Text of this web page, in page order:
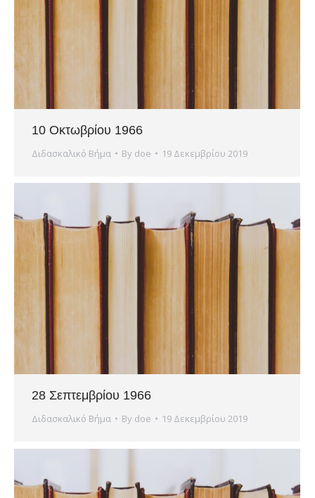
10 Οκτωβρίου 1966
Διδασκαλικό Βήμα By doe 19 Δεκεμβρίου 2019
28 Σεπτεμβρίου 1966
Διδασκαλικό Βήμα By doe 19 Δεκεμβρίου 2019